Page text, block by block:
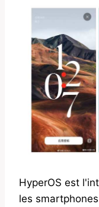
HyperOS est
les